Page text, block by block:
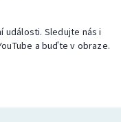
události. Sledujte nás i
a buďte v obraze.